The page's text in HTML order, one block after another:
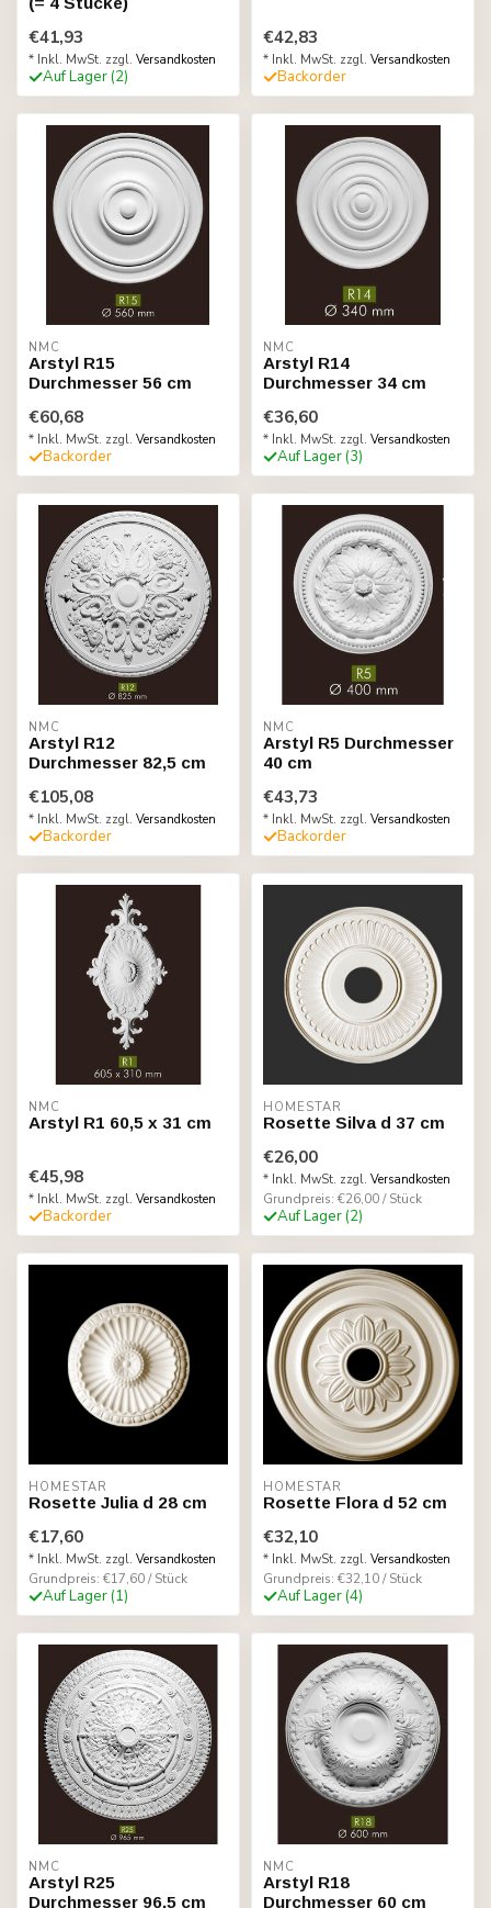
€41,93
* Inkl. MwSt. zzgl. Versandkosten
Auf Lager (2)
€42,83
* Inkl. MwSt. zzgl. Versandkosten
Backorder
NMC
Arstyl R15
Durchmesser 56 cm
€60,68
* Inkl. MwSt. zzgl. Versandkosten
Backorder
NMC
Arstyl R14
Durchmesser 34 cm
€36,60
* Inkl. MwSt. zzgl. Versandkosten
Auf Lager (3)
NMC
Arstyl R12
Durchmesser 82,5 cm
€105,08
* Inkl. MwSt. zzgl. Versandkosten
Backorder
NMC
Arstyl R5 Durchmesser
40 cm
€43,73
* Inkl. MwSt. zzgl. Versandkosten
Backorder
NMC
Arstyl R1 60,5 x 31 cm
€45,98
* Inkl. MwSt. zzgl. Versandkosten
Backorder
HOMESTAR
Rosette Silva d 37 cm
€26,00
* Inkl. MwSt. zzgl. Versandkosten
Grundpreis: €26,00 / Stück
Auf Lager (2)
HOMESTAR
Rosette Julia d 28 cm
€17,60
* Inkl. MwSt. zzgl. Versandkosten
Grundpreis: €17,60 / Stück
Auf Lager (1)
HOMESTAR
Rosette Flora d 52 cm
€32,10
* Inkl. MwSt. zzgl. Versandkosten
Grundpreis: €32,10 / Stück
Auf Lager (4)
NMC
Arstyl R25
Durchmesser 96,5 cm
NMC
Arstyl R18
Durchmesser 60 cm